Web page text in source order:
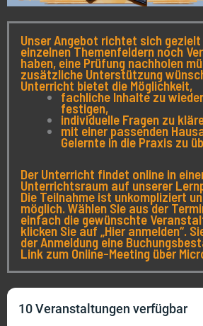
Unser Angebot richtet sich gezielt
einzelnen Themenfeldern noch
haben, eine Prüfung nachholen
zusätzliche Unterstützung
Unterricht bietet die Möglichkeit,
fachliche Inhalte zu
festigen,
individuelle Fragen zu
mit einer passenden
Gelernte in die Praxis zu
Der Unterricht findet online in
Unterrichtsraum auf unserer
Die Teilnahme ist unkompliziert
möglich. Wählen Sie aus der
einfach die gewünschte
klicken Sie auf „Hier anmelden“.
der Anmeldung eine
Link zum Online-Meeting über
10 Veranstaltungen verfügbar